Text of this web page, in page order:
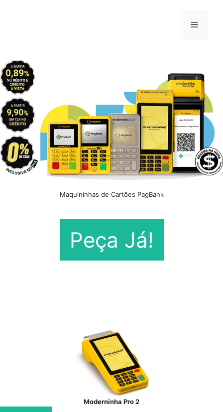
Menu
Maquininhas de Cartões PagBank
Peça Já!
Moderninha Pro 2